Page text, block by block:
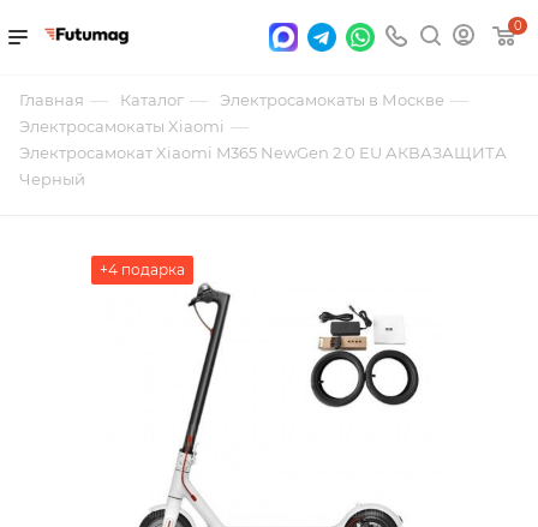
0
Главная — Каталог — Электросамокаты в Москве —
Электросамокаты Xiaomi —
Электросамокат Xiaomi M365 NewGen 2.0 EU АКВАЗАЩИТА
Черный
+4 подарка